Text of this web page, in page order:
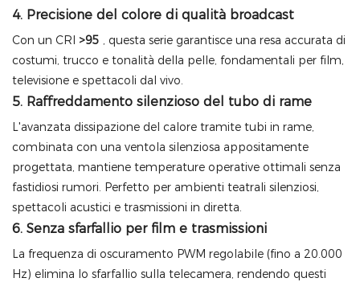
4. Precisione del colore di qualità broadcast
Con un CRI >95 , questa serie garantisce una resa accurata di
costumi, trucco e tonalità della pelle, fondamentali per film,
televisione e spettacoli dal vivo.
5. Raffreddamento silenzioso del tubo di rame
L'avanzata dissipazione del calore tramite tubi in rame,
combinata con una ventola silenziosa appositamente
progettata, mantiene temperature operative ottimali senza
fastidiosi rumori. Perfetto per ambienti teatrali silenziosi,
spettacoli acustici e trasmissioni in diretta.
6. Senza sfarfallio per film e trasmissioni
La frequenza di oscuramento PWM regolabile (fino a 20.000
Hz) elimina lo sfarfallio sulla telecamera, rendendo questi